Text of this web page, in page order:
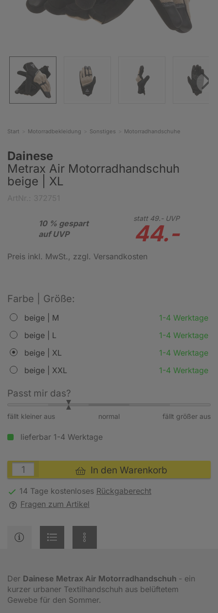
Start Motorradbekleidung Sonstiges Motorradhandschuhe
Dainese
Metrax Air Motorradhandschuh
beige | XL
10 % gespart
auf UVP
statt 49.-UVP
44.-
Preis inkl. MwSt., zzgl. Versandkosten
Farbe | Größe:
beige | M
1-4 Werktage
beige | L
1-4 Werktage
beige | XL
1-4 Werktage
beige | XXL
1-4 Werktage
Passt mir das?
fällt kleiner aus fällt größer aus
normal
lieferbar 1-4 Werktage
In den Warenkorb
14 Tage kostenloses Rückgaberecht
Fragen zum Artikel
Der Dainese Metrax Air Motorradhandschuh - ein
kurzer urbaner Textilhandschuh aus belüftetem
Gewebe für den Sommer.